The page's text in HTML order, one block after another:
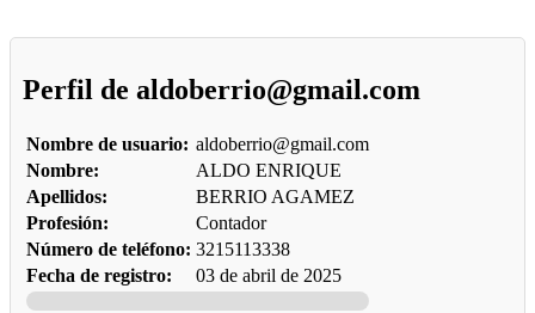
Perfil de aldoberrio@gmail.com
Nombre de usuario: aldoberrio@gmail.com
Nombre:
ALDO ENRIQUE
Apellidos:
BERRIO AGAMEZ
Profesión:
Contador
Número de teléfono: 3215113338
Fecha de registro:
03 de abril de 2025